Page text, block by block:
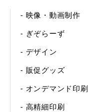
- 映像・動画制作
- ぎぞらーず
- デザイン
- 販促グッズ
- オンデマンド印刷
- 高精細印刷